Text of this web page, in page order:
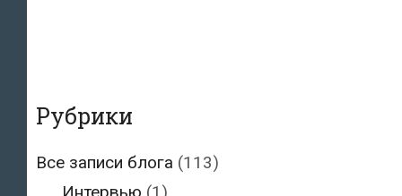
Рубрики
Все записи блога (113)
Интервью (1)